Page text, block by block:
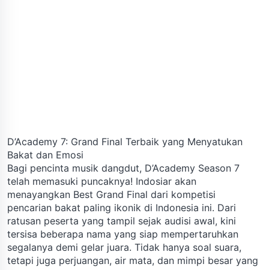
D’Academy 7: Grand Final Terbaik yang Menyatukan
Bakat dan Emosi
Bagi pencinta musik dangdut, D’Academy Season 7
telah memasuki puncaknya! Indosiar akan
menayangkan Best Grand Final dari kompetisi
pencarian bakat paling ikonik di Indonesia ini. Dari
ratusan peserta yang tampil sejak audisi awal, kini
tersisa beberapa nama yang siap mempertaruhkan
segalanya demi gelar juara. Tidak hanya soal suara,
tetapi juga perjuangan, air mata, dan mimpi besar yang